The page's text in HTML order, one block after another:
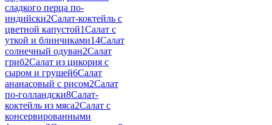
сладкого перца по-
индийски2Салат-коктейль с
цветной капустой1Салат с
уткой и блинчиками14Салат
солнечный одуван2Салат
гриб2Салат из цикория с
сыром и грушей6Салат
ананасовый с рисом2Салат
по-голландски8Салат-
коктейль из мяса2Салат с
консервированными